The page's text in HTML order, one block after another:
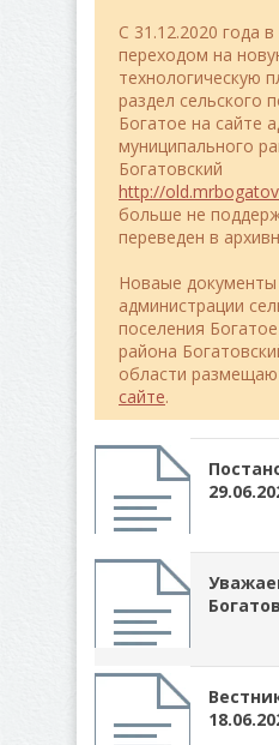
C 31.12.2020 года в
переходом на
технологическую
раздел сельского
Богатое на сайте
муниципального
Богатовский
http://
больше не
переведен в
Новаые
администрации
поселения
района
области
сайте.